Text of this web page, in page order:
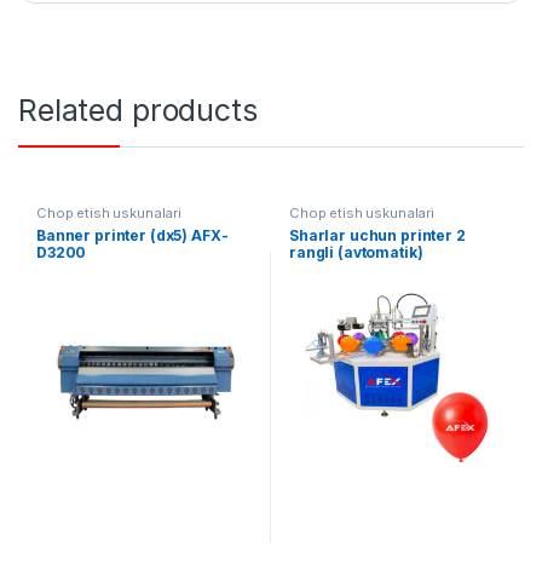
Related products
Chop etish uskunalari
Banner printer (dx5) AFX-
D3200
Chop etish uskunalari
Sharlar uchun printer 2
rangli (avtomatik)